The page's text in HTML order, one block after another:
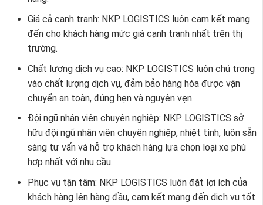
Giá cả cạnh tranh: NKP LOGISTICS luôn cam kết mang
đến cho khách hàng mức giá cạnh tranh nhất trên thị
trường.
Chất lượng dịch vụ cao: NKP LOGISTICS luôn chú trọng
vào chất lượng dịch vụ, đảm bảo hàng hóa được vận
chuyển an toàn, đúng hẹn và nguyên vẹn.
Đội ngũ nhân viên chuyên nghiệp: NKP LOGISTICS sở
hữu đội ngũ nhân viên chuyên nghiệp, nhiệt tình, luôn sẵn
sàng tư vấn và hỗ trợ khách hàng lựa chọn loại xe phù
hợp nhất với nhu cầu.
Phục vụ tận tâm: NKP LOGISTICS luôn đặt lợi ích của
khách hàng lên hàng đầu, cam kết mang đến dịch vụ tốt